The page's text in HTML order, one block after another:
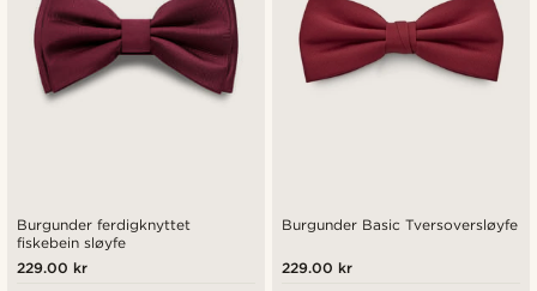
Burgunder ferdigknyttet
fiskebein sløyfe
229.00 kr
Burgunder Basic Tversoversløyfe
229.00 kr